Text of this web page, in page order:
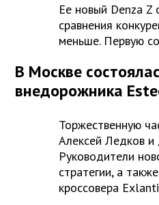
Ее новый Denza
сравнения
меньше. Первую
В Москве
внедорожника
Торжественную
Алексей Ледков и
Руководители
стратегии, а
кроссовера